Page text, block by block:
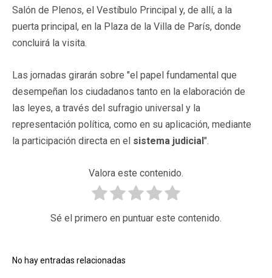
Salón de Plenos, el Vestíbulo Principal y, de allí, a la
puerta principal, en la Plaza de la Villa de París, donde
concluirá la visita.
Las jornadas girarán sobre "el papel fundamental que
desempeñan los ciudadanos tanto en la elaboración de
las leyes, a través del sufragio universal y la
representación política, como en su aplicación, mediante
la participación directa en el sistema judicial".
Valora este contenido.
Sé el primero en puntuar este contenido.
No hay entradas relacionadas